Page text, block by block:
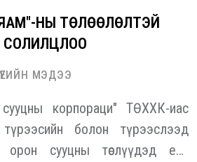
ЯАМ"-НЫ ТӨЛӨӨЛӨЛТЭЙ
МЭДЭЭ
корпораци" ТӨХХК-иас
болон түрээслээд
орон сууцны төслүүдэд есөн